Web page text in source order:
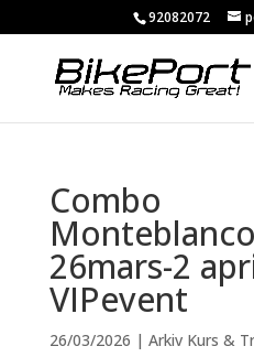
92082072
Combo
26mars-2
VIPevent
26/03/2026 | Arkiv Kurs &